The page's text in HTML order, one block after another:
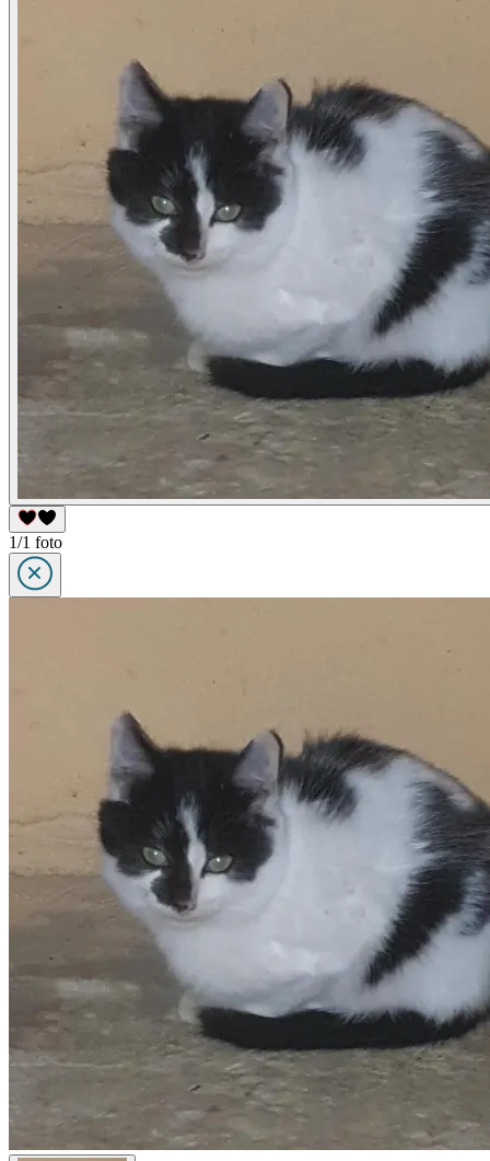
1/1 foto